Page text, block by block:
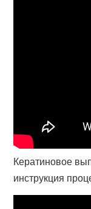
Кератиновое
инструкция